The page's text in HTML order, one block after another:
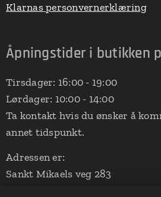
Klarnas personvernerklæring
Åpningstider i butikken
Tirsdager: 16:00 - 19:00
Lørdager: 10:00 - 14:00
Ta kontakt hvis du ønsker å
annet tidspunkt.
Adressen er:
Sankt Mikaels veg 283